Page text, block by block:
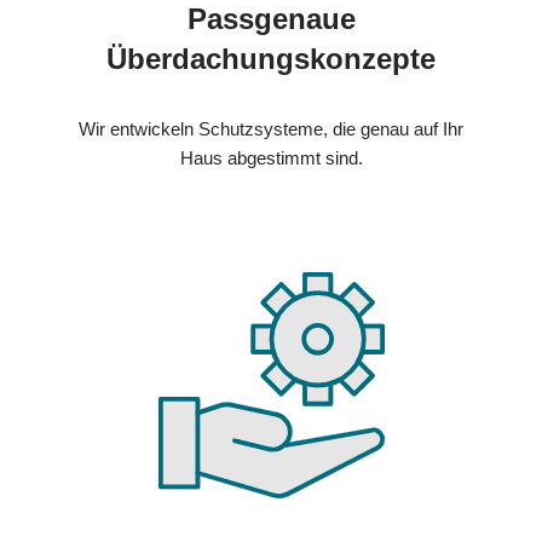
Passgenaue
Überdachungskonzepte
Wir entwickeln Schutzsysteme, die genau auf Ihr
Haus abgestimmt sind.